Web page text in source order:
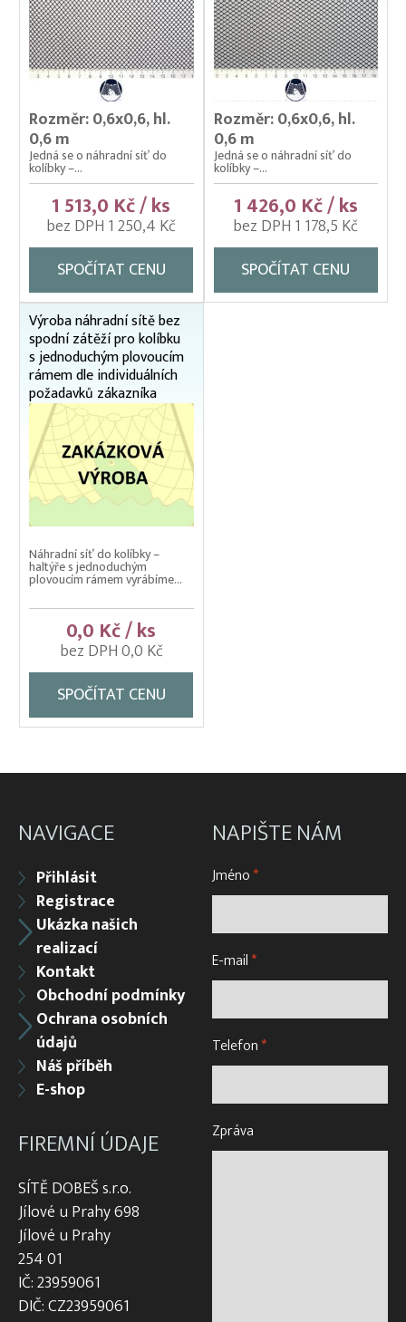
Lodě pracovní
Lodní motory závěsné Honda
Násady na kesery a saky
Nevody
Nosítka na ryby, rukávy na nošení
Odchovné bazény a žlaby
Planktonové (uhelonové) vybavení
Podložní sítě
Prubní ploty
Přebírka kaprová
Přepínací ploty
Přepravní bedny na ryby
Rukáv na vysazování
Rybářské pracovní oděvy
Třídička rybího plůdku
Vatky – zátahové sítě
Vatky stahovací, kruhové (“Japonky“)
Vrhací sítě na ryby
Vzduchování
Zátahové sítě
Rozměr: 0,6x0,6, hl.
0,6 m
Jedná se o náhradní síť do
kolíbky –...
1 513,0 Kč / ks
bez DPH 1 250,4 Kč
SPOČÍTAT CENU
Rozměr: 0,6x0,6, hl.
0,6 m
Jedná se o náhradní síť do
kolíbky –...
1 426,0 Kč / ks
bez DPH 1 178,5 Kč
SPOČÍTAT CENU
Výroba náhradní sítě bez
spodní zátěží pro kolíbku
s jednoduchým plovoucím
rámem dle individuálních
požadavků zákazníka
Náhradní síť do kolíbky –
haltýře s jednoduchým
plovoucím rámem vyrábíme...
0,0 Kč / ks
bez DPH 0,0 Kč
SPOČÍTAT CENU
NAVIGACE
Přihlásit
Registrace
Ukázka našich
realizací
Kontakt
Obchodní podmínky
Ochrana osobních
údajů
Náš příběh
E-shop
FIREMNÍ ÚDAJE
SÍTĚ DOBEŠ s.r.o.
Jílové u Prahy 698
Jílové u Prahy
254 01
IČ: 23959061
DIČ: CZ23959061
NAPIŠTE NÁM
Jméno*
E-mail*
Telefon*
Zpráva